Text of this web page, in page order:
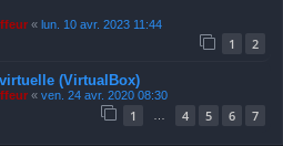
« lun. 10 avr. 2023 11:44
1 2
(VirtualBox)
« ven. 24 avr. 2020 08:30
1 4 5 6 7